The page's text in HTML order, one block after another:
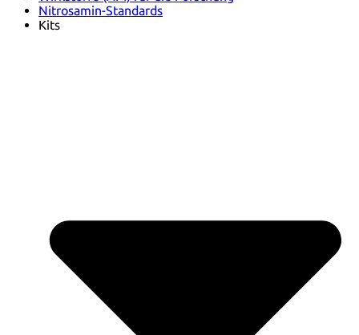
Nitrosamin-Standards
Kits